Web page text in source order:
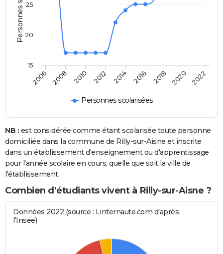
Personnes scolarisées
2006 2008 2010 2012 2014 2016 2018 2020 2022
15
20
25
NB : est considérée comme étant scolarisée toute personne
domiciliée dans la commune de Rilly-sur-Aisne et inscrite
dans un établissement d'enseignement ou d'apprentissage
pour l'année scolaire en cours, quelle que soit la ville de
l'établissement.
Combien d'étudiants vivent à Rilly-sur-Aisne ?
Données 2022 (source : Linternaute.com d'après
l'Insee)